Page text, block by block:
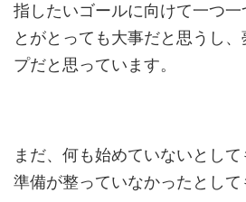
指したいゴールに向けて一つ一
とがとっても大事だと思うし
プだと思っています。
まだ、何も始めていないとして
準備が整っていなかったとして